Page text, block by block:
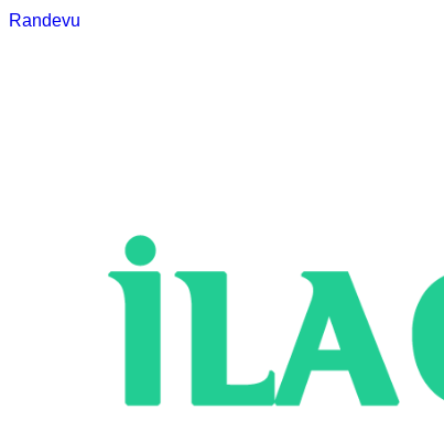
Randevu